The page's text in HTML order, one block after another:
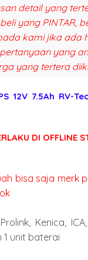
detail yang
yang PINTAR,
kami jika ada
yang
yang tertera
12V 7.5Ah RV-
DI OFFLINE
bisa saja merk
Kenica,
1 unit baterai